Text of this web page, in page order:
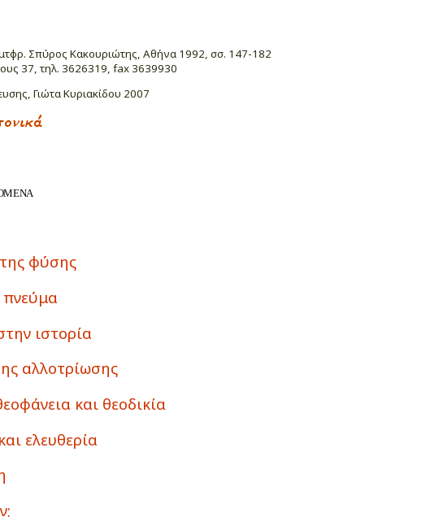
Σπύρος Κακουριώτης, Αθήνα 1992, σσ. 147-182
37, τηλ. 3626319, fax 3639930
Γιώτα Κυριακίδου 2007
φύσης
ιστορία
αλλοτρίωσης
και θεοδικία
ελευθερία